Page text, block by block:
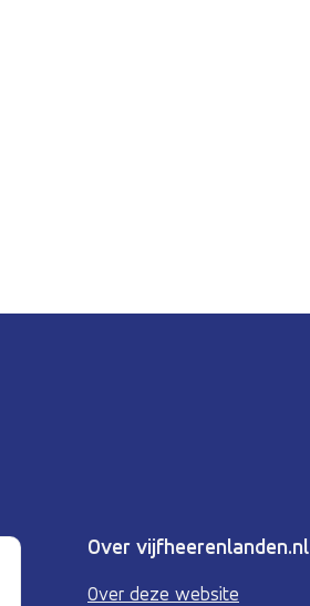
Over vijfheerenlanden.nl
Over deze website